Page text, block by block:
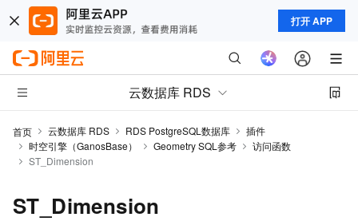
打开 APP
云数据库 RDS
首页 云数据库 RDS RDS PostgreSQL数据库
插件
时空引擎（GanosBase）
Geometry SQL参考
访问函数
ST_Dimension
ST_Dimension